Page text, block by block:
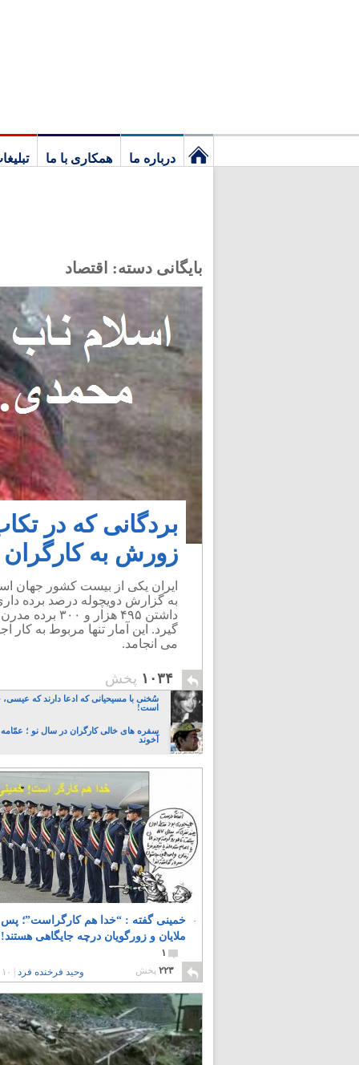
درباره ما همکاری با ما
بایگانی دسته: اقتصاد
بردگانی که در
زورش به کارگران
ایران یکی از بیست کشور جهان
به گزارش دویچوله درصد برده
داشتن ۴۹۵
گیرد. این آمار تنها مربوط به
می انجامد.
۱۰۳۴ پخش
سُخنی با مسیحیانی که ادعا دارند که
است!
سفره های خالی کارگران در سال نو ؛ عمّامه
آخوند
خمینی گفته : “خدا هم کارگراست”؛ پس
ملایان و زورگویان درچه جایگاهی
۱
۲۲۳ پخش وحید فرخنده فرد ۱۰ سال پیش